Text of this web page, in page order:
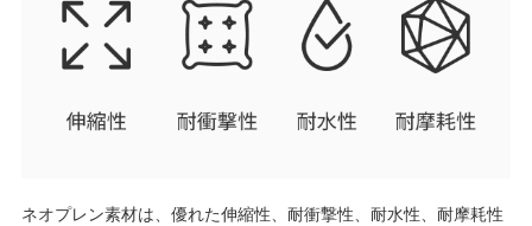
ネオプレン素材は、優れた伸縮性、耐衝撃性、耐水性、耐摩耗性